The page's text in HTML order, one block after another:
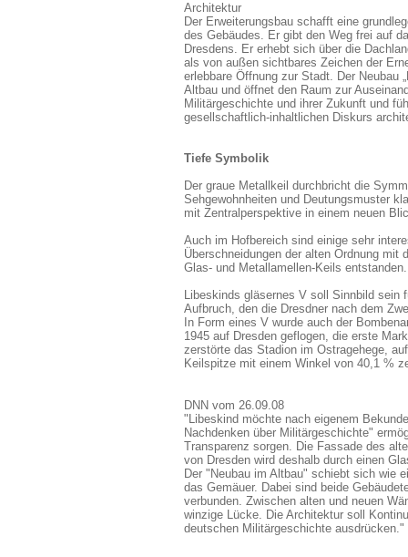
Architektur
Der Erweiterungsbau schafft eine
des Gebäudes. Er gibt den Weg frei auf
Dresdens. Er erhebt sich über die
als von außen sichtbares Zeichen der
erlebbare Öffnung zur Stadt. Der Neubau
Altbau und öffnet den Raum zur
Militärgeschichte und ihrer Zukunft und
gesellschaftlich-inhaltlichen Diskurs
Tiefe Symbolik
Der graue Metallkeil durchbricht die
Sehgewohnheiten und Deutungsmuster
mit Zentralperspektive in einem neuen
Auch im Hofbereich sind einige sehr
Überschneidungen der alten Ordnung mit
Glas- und Metallamellen-Keils entstanden.
Libeskinds gläsernes V soll Sinnbild sein
Aufbruch, den die Dresdner nach dem
In Form eines V wurde auch der
1945 auf Dresden geflogen, die erste
zerstörte das Stadion im Ostragehege,
Keilspitze mit einem Winkel von 40,1 %
DNN vom 26.09.08
"Libeskind möchte nach eigenem
Nachdenken über Militärgeschichte"
Transparenz sorgen. Die Fassade des
von Dresden wird deshalb durch einen
Der "Neubau im Altbau" schiebt sich wie
das Gemäuer. Dabei sind beide
verbunden. Zwischen alten und neuen
winzige Lücke. Die Architektur soll
deutschen Militärgeschichte ausdrücken."